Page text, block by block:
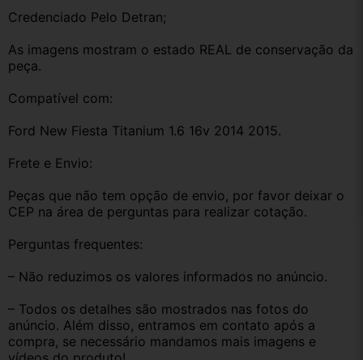
Credenciado Pelo Detran;
As imagens mostram o estado REAL de conservação da
peça.
Compatível com:
Ford New Fiesta Titanium 1.6 16v 2014 2015.
Frete e Envio:
Peças que não tem opção de envio, por favor deixar o
CEP na área de perguntas para realizar cotação.
Perguntas frequentes:
– Não reduzimos os valores informados no anúncio.
– Todos os detalhes são mostrados nas fotos do
anúncio. Além disso, entramos em contato após a
compra, se necessário mandamos mais imagens e